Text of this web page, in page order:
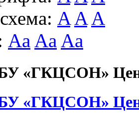
A A A
Aa Aa Aa
«ГКЦСОН»
«ГКЦСОН»